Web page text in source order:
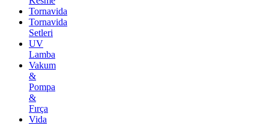
Tornavida
Tornavida
Setleri
UV
Lamba
Vakum
&
Pompa
&
Fırça
Vida